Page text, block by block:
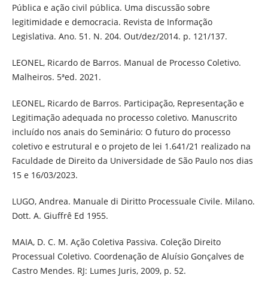
Pública e ação civil pública. Uma discussão sobre
legitimidade e democracia. Revista de Informação
Legislativa. Ano. 51. N. 204. Out/dez/2014. p. 121/137.
LEONEL, Ricardo de Barros. Manual de Processo Coletivo.
Malheiros. 5ªed. 2021.
LEONEL, Ricardo de Barros. Participação, Representação e
Legitimação adequada no processo coletivo. Manuscrito
incluído nos anais do Seminário: O futuro do processo
coletivo e estrutural e o projeto de lei 1.641/21 realizado na
Faculdade de Direito da Universidade de São Paulo nos dias
15 e 16/03/2023.
LUGO, Andrea. Manuale di Diritto Processuale Civile. Milano.
Dott. A. Giuffrê Ed 1955.
MAIA, D. C. M. Ação Coletiva Passiva. Coleção Direito
Processual Coletivo. Coordenação de Aluísio Gonçalves de
Castro Mendes. RJ: Lumes Juris, 2009, p. 52.